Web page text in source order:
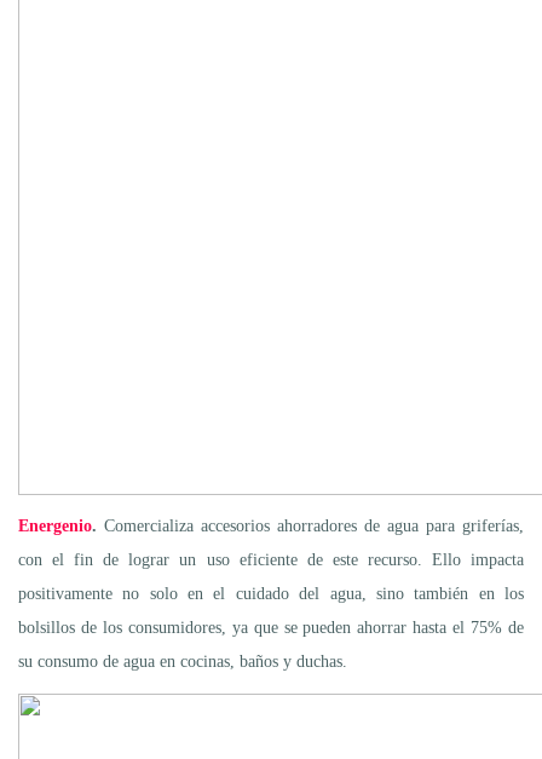
Energenio. Comercializa accesorios ahorradores de agua para griferías,
con el fin de lograr un uso eficiente de este recurso. Ello impacta
positivamente no solo en el cuidado del agua, sino también en los
bolsillos de los consumidores, ya que se pueden ahorrar hasta el 75% de
su consumo de agua en cocinas, baños y duchas.